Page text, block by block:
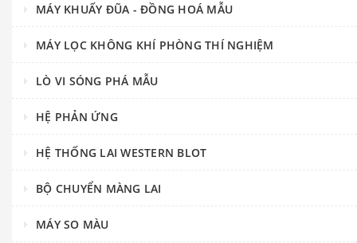
MÁY KHUẤY ĐŨA - ĐỒNG HOÁ MẪU
MÁY LỌC KHÔNG KHÍ PHÒNG THÍ NGHIỆM
LÒ VI SÓNG PHÁ MẪU
HỆ PHẢN ỨNG
HỆ THỐNG LAI WESTERN BLOT
BỘ CHUYỂN MÀNG LAI
MÁY SO MÀU